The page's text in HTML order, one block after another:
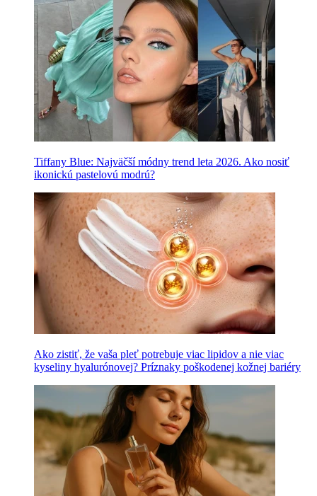
Tiffany Blue: Najväčší módny trend leta 2026. Ako nosiť
ikonickú pastelovú modrú?
Ako zistiť, že vaša pleť potrebuje viac lipidov a nie viac
kyseliny hyalurónovej? Príznaky poškodenej kožnej bariéry